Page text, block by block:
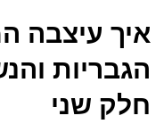
איך עיצבה
הגבריות
חלק שני